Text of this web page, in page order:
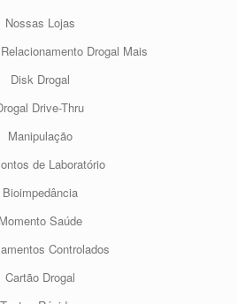
Nossas Lojas
Drogal Mais
Disk Drogal
Drive-Thru
Manipulação
de Laboratório
Bioimpedância
Momento Saúde
Controlados
Cartão Drogal